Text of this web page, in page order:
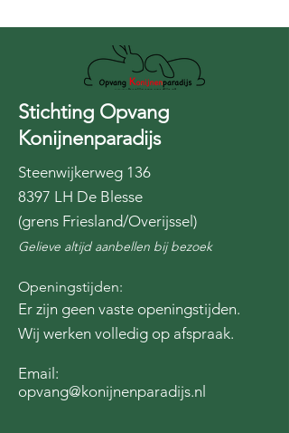
Stichting Opvang
Konijnenparadijs
Steenwijkerweg 136
8397 LH De Blesse
(grens Friesland/Overijssel)
Gelieve altijd aanbellen bij bezoek
Openingstijden:
Er zijn geen vaste openingstijden.
Wij werken volledig op afspraak.
Email:
opvang@konijnenparadijs.nl